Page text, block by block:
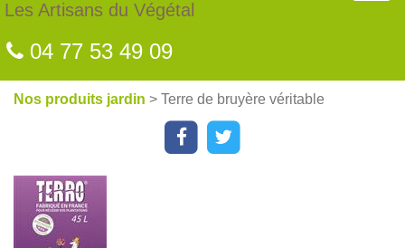
Les Artisans du Végétal
04 77 53 49 09
Nos produits jardin > Terre de bruyère véritable